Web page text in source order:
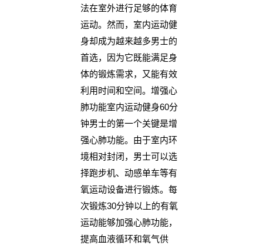
法在室外进行足够的体育
运动。然而，室内运动健
身却成为越来越多男士的
首选，因为它既能满足身
体的锻炼需求，又能有效
利用时间和空间。增强心
肺功能室内运动健身60分
钟男士的第一个关键是增
强心肺功能。由于室内环
境相对封闭，男士可以选
择跑步机、动感单车等有
氧运动设备进行锻炼。每
次锻炼30分钟以上的有氧
运动能够加强心肺功能，
提高血液循环和氧气供